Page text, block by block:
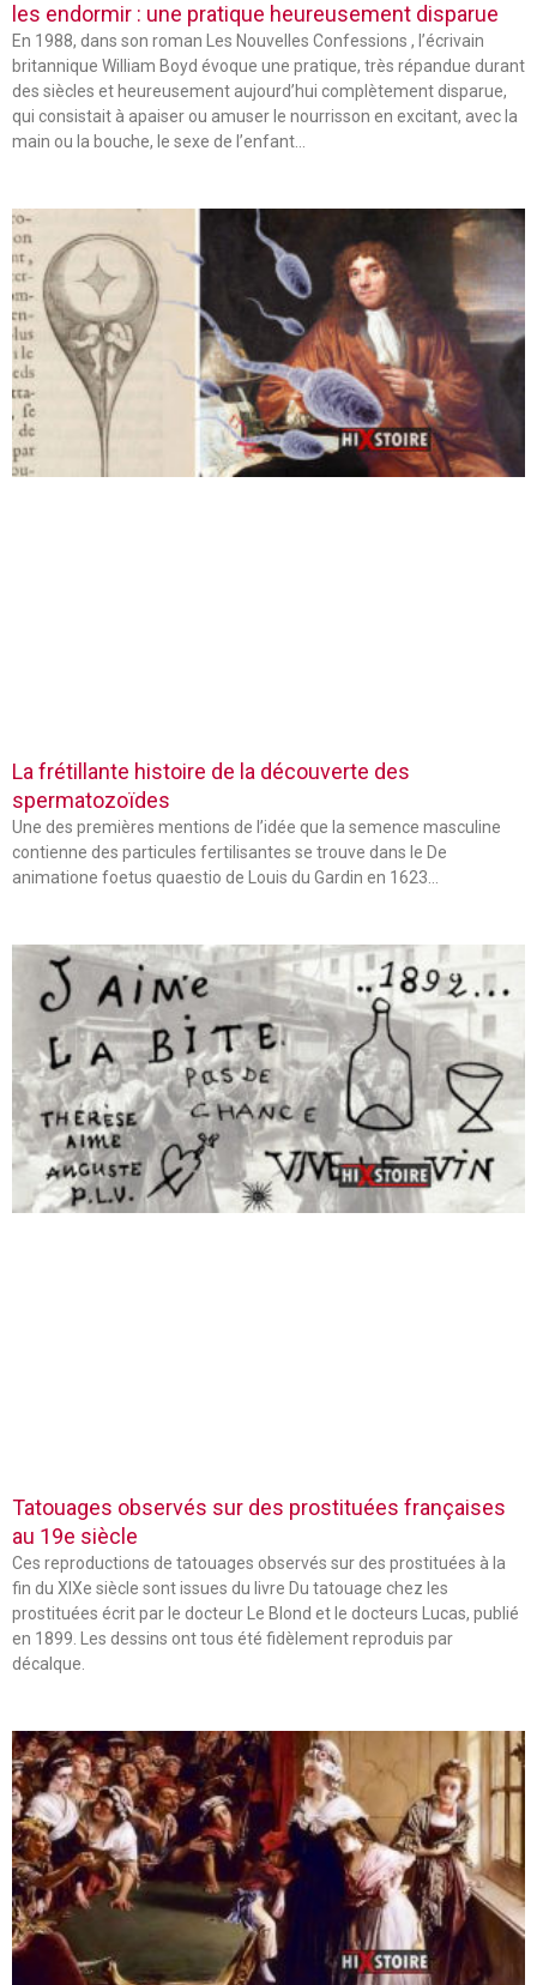
les endormir : une pratique heureusement disparue
En 1988, dans son roman Les Nouvelles Confessions , l’écrivain
britannique William Boyd évoque une pratique, très répandue durant
des siècles et heureusement aujourd’hui complètement disparue,
qui consistait à apaiser ou amuser le nourrisson en excitant, avec la
main ou la bouche, le sexe de l’enfant…
La frétillante histoire de la découverte des
spermatozoïdes
Une des premières mentions de l’idée que la semence masculine
contienne des particules fertilisantes se trouve dans le De
animatione foetus quaestio de Louis du Gardin en 1623…
Tatouages observés sur des prostituées françaises
au 19e siècle
Ces reproductions de tatouages observés sur des prostituées à la
fin du XIXe siècle sont issues du livre Du tatouage chez les
prostituées écrit par le docteur Le Blond et le docteurs Lucas, publié
en 1899. Les dessins ont tous été fidèlement reproduis par
décalque.